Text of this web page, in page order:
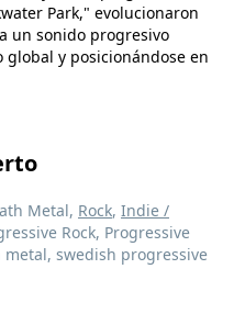
Park," evolucionaron
un sonido progresivo
y posicionándose en
Metal, Rock, Indie /
Rock, Progressive
swedish progressive